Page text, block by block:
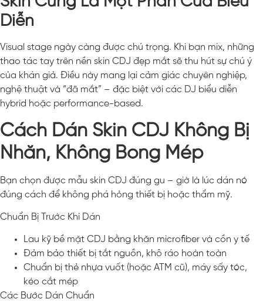
Diễn
Visual stage ngày càng được chú trọng. Khi bạn mix, những
thao tác tay trên nền skin CDJ đẹp mắt sẽ thu hút sự chú ý
của khán giả. Điều này mang lại cảm giác chuyên nghiệp,
nghệ thuật và “đã mắt” – đặc biệt với các DJ biểu diễn
hybrid hoặc performance-based.
Cách Dán Skin CDJ Không Bị
Nhăn, Không Bong Mép
Bạn chọn được mẫu skin CDJ đúng gu – giờ là lúc dán nó
đúng cách để không phá hỏng thiết bị hoặc thẩm mỹ.
Chuẩn Bị Trước Khi Dán
Lau kỹ bề mặt CDJ bằng khăn microfiber và cồn y tế
Đảm bảo thiết bị tắt nguồn, khô ráo hoàn toàn
Chuẩn bị thẻ nhựa vuốt (hoặc ATM cũ), máy sấy tóc,
kéo cắt mép
Các Bước Dán Chuẩn